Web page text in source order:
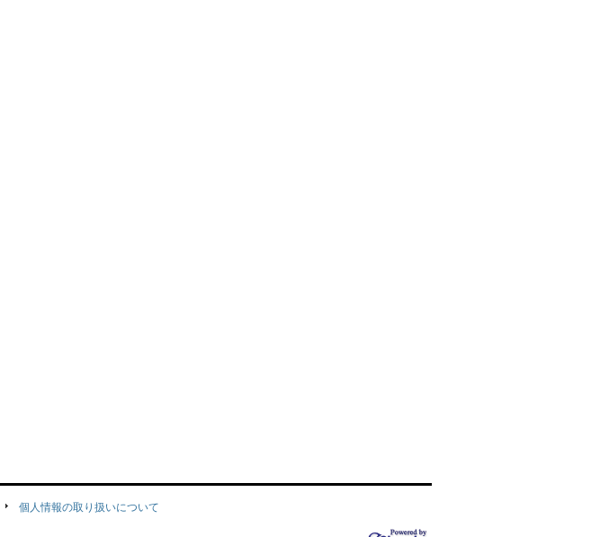
個人情報の取り扱いについて